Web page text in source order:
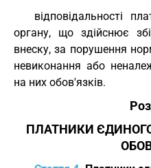
відповідальності
органу, що здійснює
внеску, за порушення
невиконання або
на них обов'язків.
ПЛАТНИКИ